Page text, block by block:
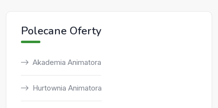
Polecane Oferty
Akademia Animatora
Hurtownia Animatora